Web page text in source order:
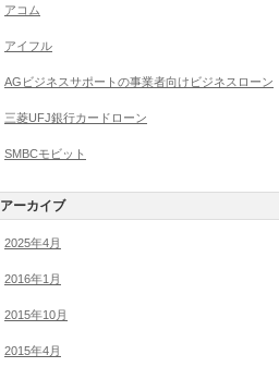
アコム
アイフル
AGビジネスサポートの事業者向けビジネスローン
三菱UFJ銀行カードローン
SMBCモビット
アーカイブ
2025年4月
2016年1月
2015年10月
2015年4月